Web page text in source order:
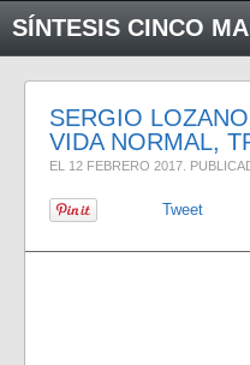
SÍNTESIS CINCO
SERGIO
VIDA NORMAL,
EL 12 FEBRERO 2017 .
Tweet